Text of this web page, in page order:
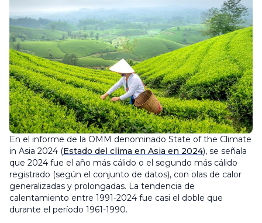
En el informe de la OMM denominado State of the Climate
in Asia 2024 (Estado del clima en Asia en 2024), se señala
que 2024 fue el año más cálido o el segundo más cálido
registrado (según el conjunto de datos), con olas de calor
generalizadas y prolongadas. La tendencia de
calentamiento entre 1991-2024 fue casi el doble que
durante el período 1961-1990.